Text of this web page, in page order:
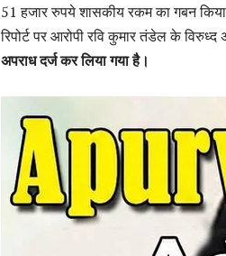
51 हजार रुपये शासकीय रकम का गबन
रिपोर्ट पर आरोपी रवि कुमार तंडेल के
अपराध दर्ज कर लिया गया है।